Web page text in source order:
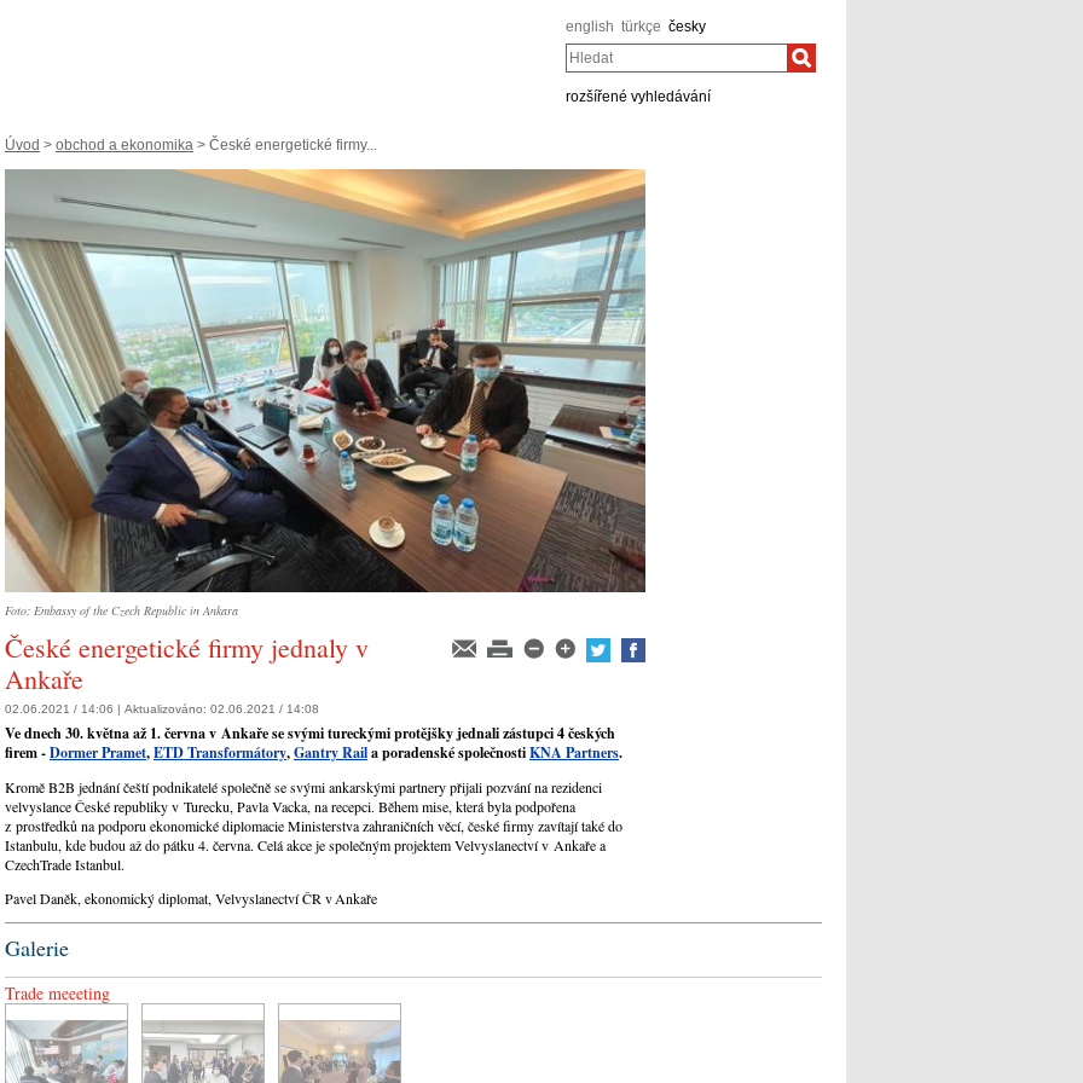
english türkçe česky
Hledat
rozšířené vyhledávání
Úvod > obchod a ekonomika > České energetické firmy...
Foto: Embassy of the Czech Republic in Ankara
České energetické firmy jednaly v
Ankaře
02.06.2021 / 14:06 | Aktualizováno: 02.06.2021 / 14:08
Ve dnech 30. května až 1. června v Ankaře se svými tureckými protějšky jednali zástupci 4 českých
firem -Dormer Pramet,ETD Transformátory,Gantry Raila poradenské společnostiKNA Partners.
Kromě B2B jednání čeští podnikatelé společně se svými ankarskými partnery přijali pozvání na rezidenci
velvyslance České republiky v Turecku, Pavla Vacka, na recepci. Během mise, která byla podpořena
z prostředků na podporu ekonomické diplomacie Ministerstva zahraničních věcí, české firmy zavítají také do
Istanbulu, kde budou až do pátku 4. června. Celá akce je společným projektem Velvyslanectví v Ankaře a
CzechTrade Istanbul.
Pavel Daněk, ekonomický diplomat, Velvyslanectví ČR v Ankaře
Galerie
Trade meeeting